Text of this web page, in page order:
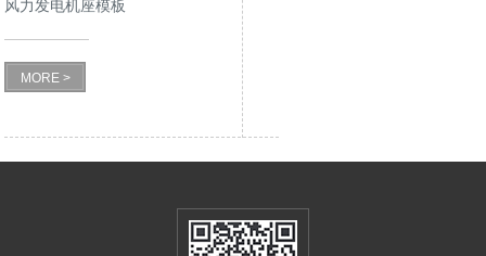
风力发电机座模板
MORE >